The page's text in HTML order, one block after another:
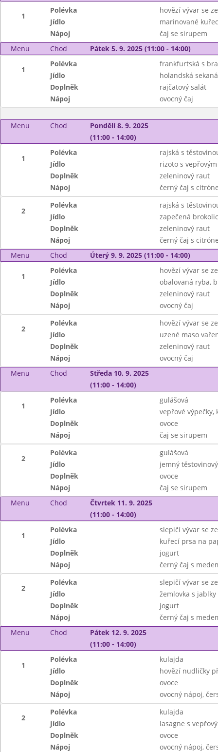
1
Polévka
hovězí vývar se
Jídlo
marinované
Nápoj
čaj se sirupem
Menu
Chod Pátek 5. 9. 2025 (11:00 - 14:00)
1
Polévka
frankfurtská s
Jídlo
holandská
Doplněk
rajčatový salát
Nápoj
ovocný čaj
Menu Chod
Pondělí 8. 9. 2025
(11:00 - 14:00)
1
Polévka
rajská s
Jídlo
rizoto s
Doplněk
zeleninový raut
Nápoj
černý čaj s
2
Polévka
rajská s
Jídlo
zapečená
Doplněk
zeleninový raut
Nápoj
černý čaj s
Menu
Chod Úterý 9. 9. 2025 (11:00 - 14:00)
1
Polévka
hovězí vývar se
Jídlo
obalovaná ryba,
Doplněk
zeleninový raut
Nápoj
ovocný čaj
2
Polévka
hovězí vývar se
Jídlo
uzené maso
Doplněk
zeleninový raut
Nápoj
ovocný čaj
Menu
Chod
Středa 10. 9. 2025
(11:00 - 14:00)
1
Polévka
gulášová
Jídlo
vepřové
Doplněk
ovoce
Nápoj
čaj se sirupem
2
Polévka
gulášová
Jídlo
jemný
Doplněk
ovoce
Nápoj
čaj se sirupem
Menu
Chod
Čtvrtek 11. 9. 2025
(11:00 - 14:00)
1
Polévka
slepičí vývar se
Jídlo
kuřecí prsa na
Doplněk
jogurt
Nápoj
černý čaj s
2
Polévka
slepičí vývar se
Jídlo
žemlovka s
Doplněk
jogurt
Nápoj
černý čaj s
Menu
Chod
Pátek 12. 9. 2025
(11:00 - 14:00)
1
Polévka
kulajda
Jídlo
hovězí nudličky
Doplněk
ovoce
Nápoj
ovocný nápoj,
2
Polévka
kulajda
Jídlo
lasagne s
Doplněk
ovoce
Nápoj
ovocný nápoj,